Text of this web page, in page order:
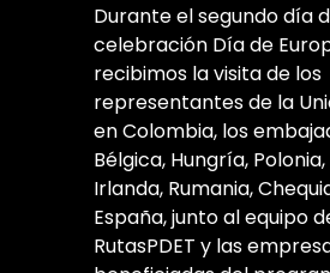
Durante el segundo día
celebración Día de
recibimos la visita de los
representantes de la
en Colombia, los
Bélgica, Hungría,
Irlanda, Rumania,
España, junto al equipo
RutasPDET y las